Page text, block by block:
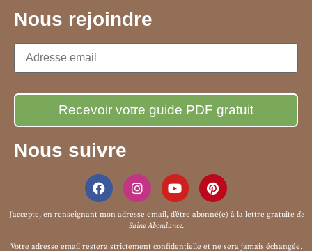
Nous rejoindre
Nous suivre
J’accepte, en renseignant mon adresse email, d’être abonné(e) à la lettre gratuite de
Saine Abondance.
Votre adresse email restera strictement confidentielle et ne sera jamais échangée.